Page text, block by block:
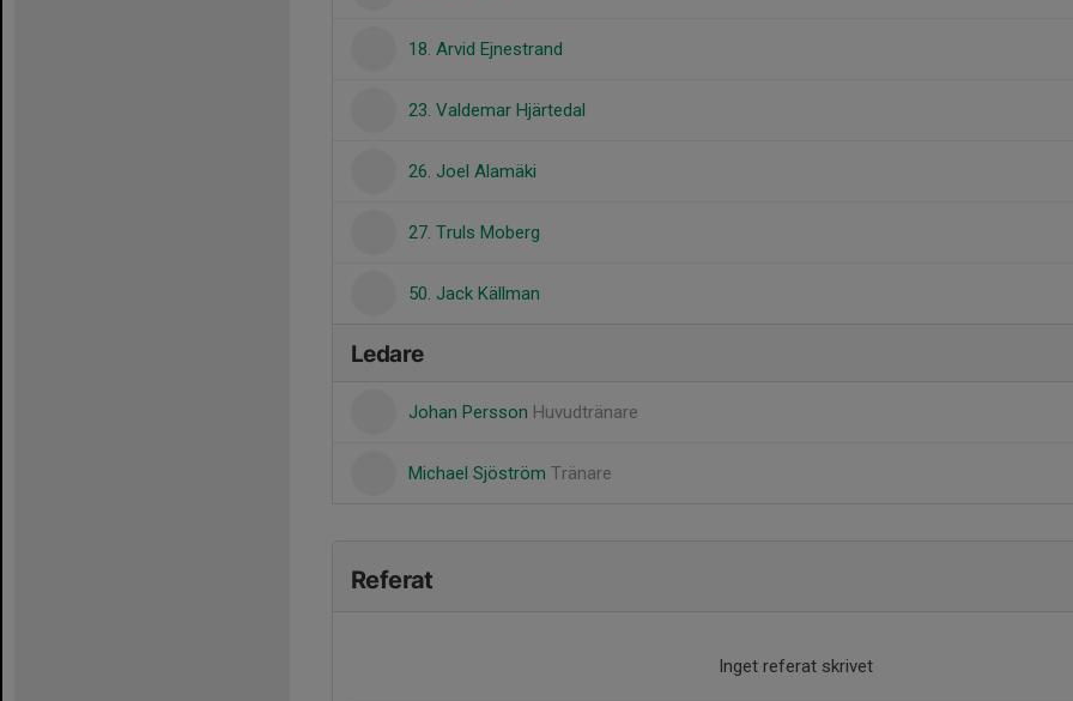
18. Arvid Ejnestrand
23. Valdemar Hjärtedal
26. Joel Alamäki
27. Truls Moberg
50. Jack Källman
Ledare
Johan Persson Huvudtränare
Michael Sjöström Tränare
Referat
Inget referat skrivet